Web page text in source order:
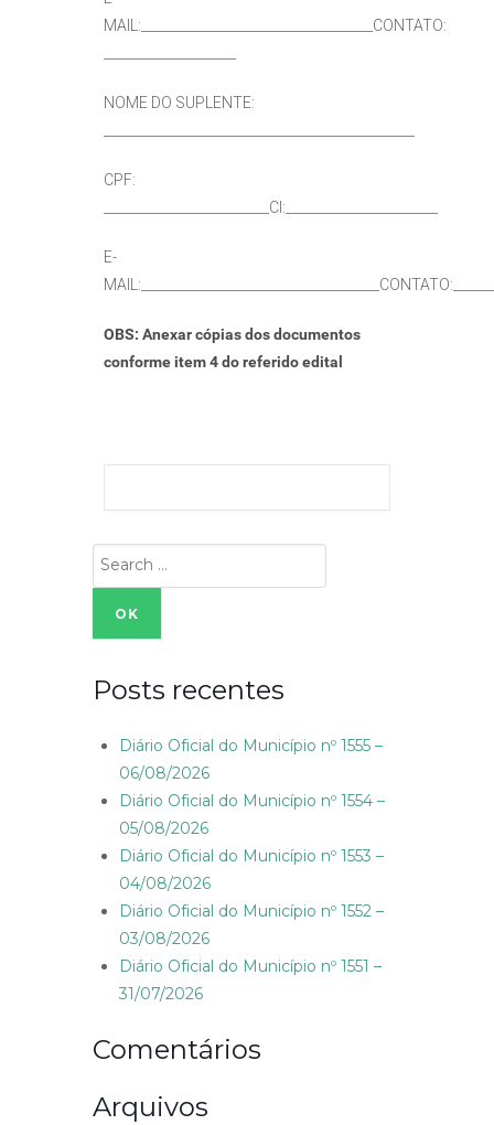
MAIL:___________________________________CONTATO:
NOME DO SUPLENTE:
CPF:
_________________________CI:_______________________
E-
OBS: Anexar cópias dos documentos
conforme item 4 do referido edital
Search
for:
Posts recentes
Diário Oficial do Município nº 1555 –
06/08/2026
Diário Oficial do Município nº 1554 –
05/08/2026
Diário Oficial do Município nº 1553 –
04/08/2026
Diário Oficial do Município nº 1552 –
03/08/2026
Diário Oficial do Município nº 1551 –
31/07/2026
Comentários
Arquivos